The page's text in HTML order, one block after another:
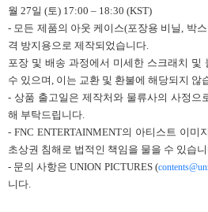
월 27일 (토) 17:00 – 18:30 (KST)
- 모든 제품의 아웃 케이스(포장용 비닐, 박
격 방지용으로 제작되었습니다.
포장 및 배송 과정에서 미세한 스크래치 및
수 있으며, 이는 교환 및 환불에 해당되지 않
- 상품 출고일은 제작처와 물류사의 사정으
해 부탁드립니다.
- FNC ENTERTAINMENT의 아티스트 이미
초상권 침해로 법적인 책임을 물을 수 있습
- 문의 사항은 UNION PICTURES (
니다.